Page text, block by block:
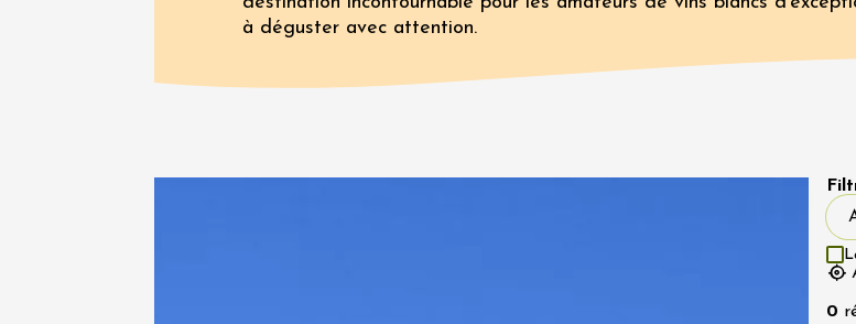
06 août 2026 et plus
Domaine Fontaine du Clos
à déguster avec attention.
0